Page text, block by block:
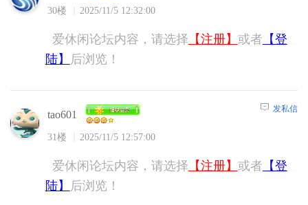
30楼 2025/11/5 12:32:00
爱休闲论坛内容，请选择 【注册】 或者 【登
陆】
后浏览！
tao601
31楼 2025/11/5 12:57:00
发私信
爱休闲论坛内容，请选择 【注册】 或者 【登
陆】
后浏览！